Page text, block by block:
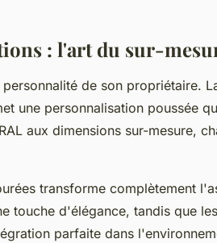
: l'art du sur-
de son propriétaire.
une personnalisation poussée
aux dimensions sur-mesure,
transforme complètement
touche d'élégance, tandis que
parfaite dans